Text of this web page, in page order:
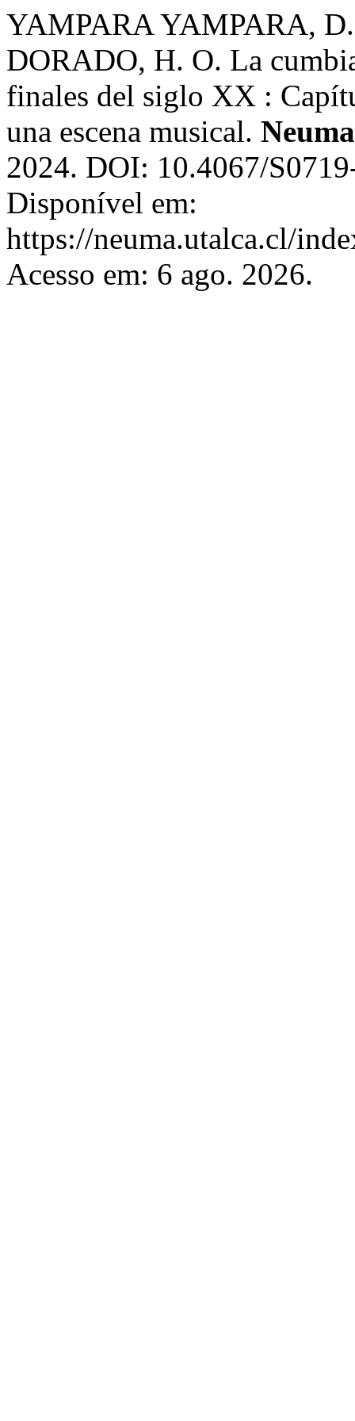
YAMPARA YAMPARA,
DORADO, H. O. La
finales del siglo XX :
una escena musical.
2024. DOI: 10.4067/
Disponível em:
https://neuma.utalca.cl/
Acesso em: 6 ago. 2026.